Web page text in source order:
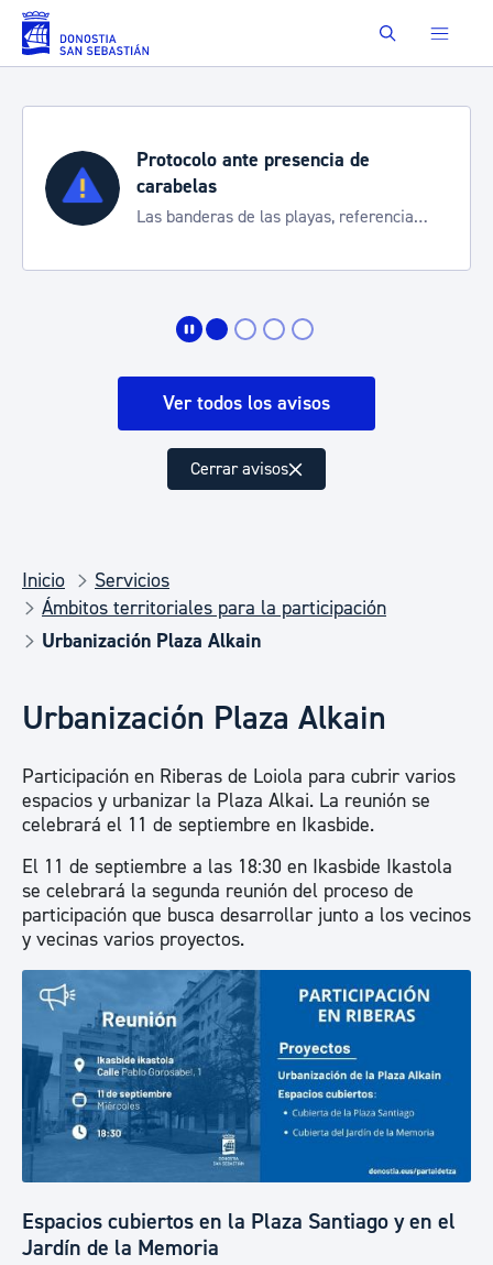
Saltar al contenido principal Buscar
Protocolo ante presencia de
carabelas
Las banderas de las playas, referencia
Ver todos los avisos
Cerrar avisos
Inicio
Servicios
Ámbitos territoriales para la participación
Urbanización Plaza Alkain
Urbanización Plaza Alkain
Participación en Riberas de Loiola para cubrir varios
espacios y urbanizar la Plaza Alkai. La reunión se
celebrará el 11 de septiembre en Ikasbide.
El 11 de septiembre a las 18:30 en Ikasbide Ikastola
se celebrará la segunda reunión del proceso de
participación que busca desarrollar junto a los vecinos
y vecinas varios proyectos.
Espacios cubiertos en la Plaza Santiago y en el
Jardín de la Memoria